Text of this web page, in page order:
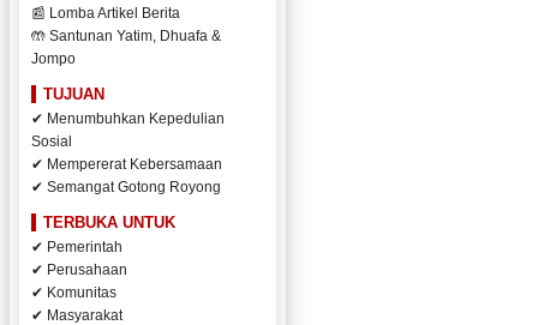
📰 Lomba Artikel Berita
🤲 Santunan Yatim, Dhuafa &
Jompo
TUJUAN
✔ Menumbuhkan Kepedulian
Sosial
✔ Mempererat Kebersamaan
✔ Semangat Gotong Royong
TERBUKA UNTUK
✔ Pemerintah
✔ Perusahaan
✔ Komunitas
✔ Masyarakat